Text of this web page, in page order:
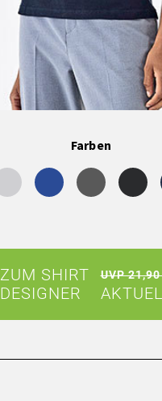
Farben
ZUM SHIRT
DESIGNER
UVP